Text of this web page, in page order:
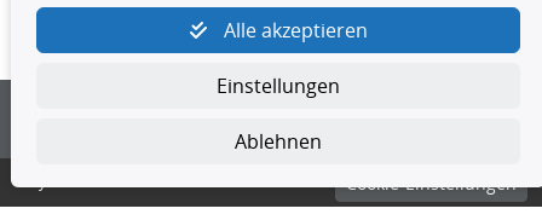
4yourcar GmbH | Avidesweg 1 | 27386 Hemsbünde |
kundenservice@4yourcar.de
© 4yourcar GmbH Cookie-Einstellungen
Alle akzeptieren
Einstellungen
Ablehnen